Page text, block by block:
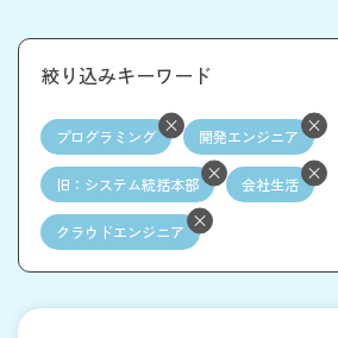
絞り込みキーワード
プログラミング 開発エンジニア
旧：システム統括本部 会社生活
クラウドエンジニア